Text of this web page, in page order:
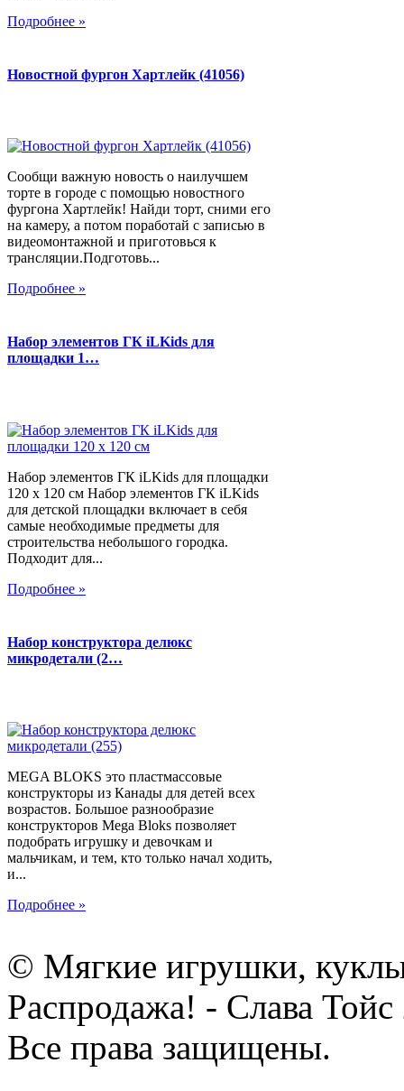
Подробнее »
Новостной фургон Хартлейк (41056)
Сообщи важную новость о наилучшем
торте в городе с помощью новостного
фургона Хартлейк! Найди торт, сними его
на камеру, а потом поработай с записью в
видеомонтажной и приготовься к
трансляции.Подготовь...
Подробнее »
Набор элементов ГК iLKids для
площадки 1…
Набор элементов ГК iLKids для площадки
120 х 120 см Набор элементов ГК iLKids
для детской площадки включает в себя
самые необходимые предметы для
строительства небольшого городка.
Подходит для...
Подробнее »
Набор конструктора делюкс
микродетали (2…
MEGA BLOKS это пластмассовые
конструкторы из Канады для детей всех
возрастов. Большое разнообразие
конструкторов Mega Bloks позволяет
подобрать игрушку и девочкам и
мальчикам, и тем, кто только начал ходить,
и...
Подробнее »
© Мягкие игрушки,
Распродажа! - Слава Тойс
Все права защищены.